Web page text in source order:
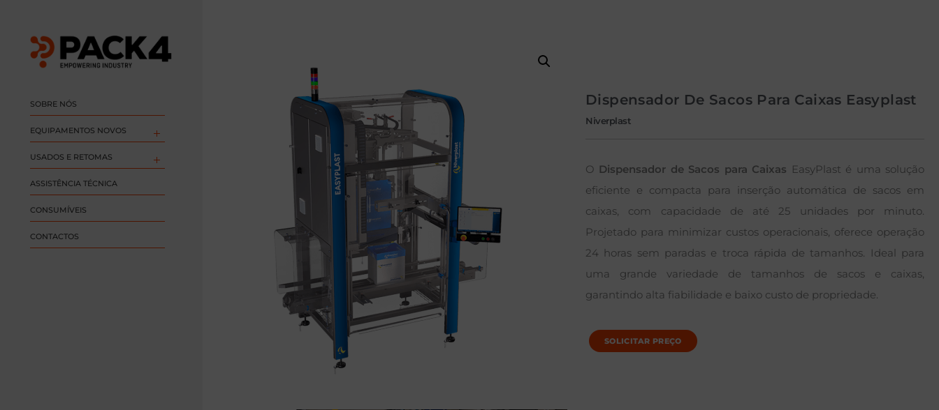
SOBRE NÓS
EQUIPAMENTOS NOVOS
USADOS E RETOMAS
ASSISTÊNCIA TÉCNICA
CONSUMÍVEIS
CONTACTOS
Dispensador De Sacos Para Caixas Easyplast
Niverplast
O Dispensador de Sacos para Caixas EasyPlast é uma solução
eficiente e compacta para inserção automática de sacos em
caixas, com capacidade de até 25 unidades por minuto.
Projetado para minimizar custos operacionais, oferece operação
24 horas sem paradas e troca rápida de tamanhos. Ideal para
uma grande variedade de tamanhos de sacos e caixas,
garantindo alta fiabilidade e baixo custo de propriedade.
SOLICITAR PREÇO